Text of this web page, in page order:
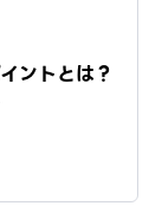
ントとは？